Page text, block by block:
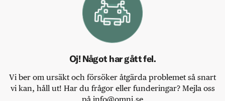
Oj! Något har gått fel.
Vi ber om ursäkt och försöker åtgärda problemet så snart
vi kan, håll ut! Har du frågor eller funderingar? Mejla oss